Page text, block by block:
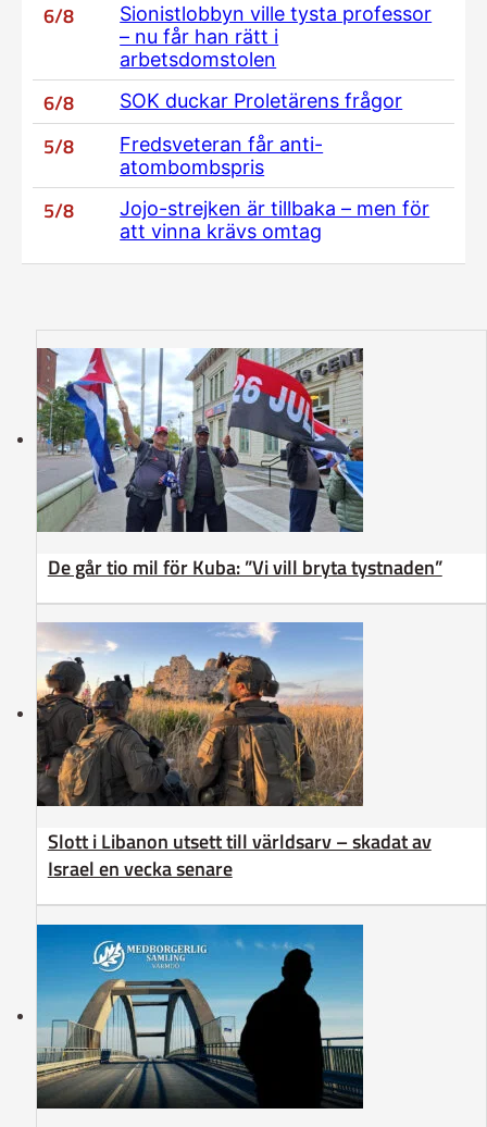
6/8
Sionistlobbyn ville tysta professor
– nu får han rätt i
arbetsdomstolen
6/8 SOK duckar Proletärens frågor
5/8
Fredsveteran får anti-
atombombspris
5/8
Jojo-strejken är tillbaka – men för
att vinna krävs omtag
De går tio mil för Kuba: ”Vi vill bryta tystnaden”
Slott i Libanon utsett till världsarv – skadat av
Israel en vecka senare